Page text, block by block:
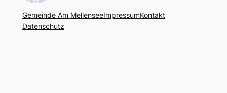
Gemeinde Am MellenseeImpressumKontakt
Datenschutz